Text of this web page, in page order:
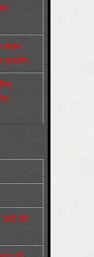
लेकर
प्रदर्शन
की